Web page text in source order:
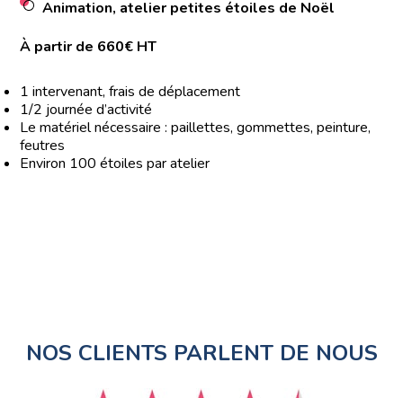
Animation, atelier petites étoiles de Noël
À partir de 660€ HT
1 intervenant, frais de déplacement
1/2 journée d’activité
Le matériel nécessaire : paillettes, gommettes, peinture,
feutres
Environ 100 étoiles par atelier
NOS CLIENTS PARLENT DE NOUS